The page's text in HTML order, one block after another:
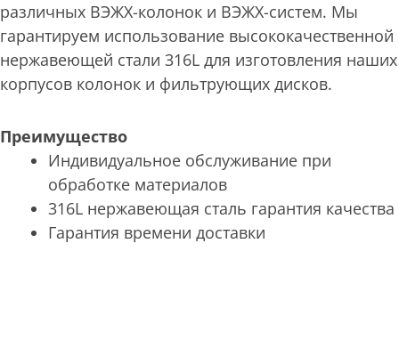
различных ВЭЖХ-колонок и ВЭЖХ-систем. Мы
гарантируем использование высококачественной
нержавеющей стали 316L для изготовления наших
корпусов колонок и фильтрующих дисков.
Преимущество
Индивидуальное обслуживание при
обработке материалов
316L нержавеющая сталь гарантия качества
Гарантия времени доставки